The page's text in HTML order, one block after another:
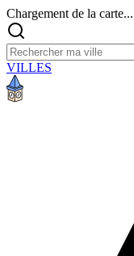
Chargement de la carte...
VILLES